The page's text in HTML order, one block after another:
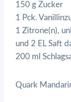
150 g Zucker
1 Pck.
1 Zitrone(n),
und 2 EL Saft
200 ml
Quark